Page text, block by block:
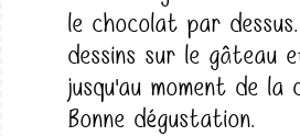
le chocolat par
dessins sur le gâteau
jusqu'au moment de la
Bonne dégustation.